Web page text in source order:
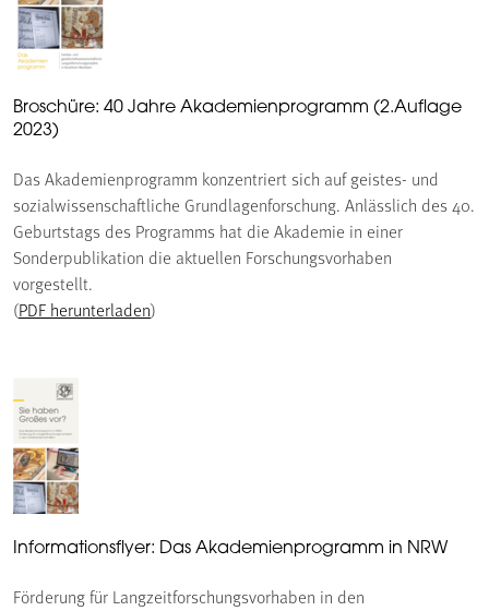
Broschüre: 40 Jahre Akademienprogramm (2.Auflage
2023)
Das Akademienprogramm konzentriert sich auf geistes- und
sozialwissenschaftliche Grundlagenforschung. Anlässlich des 40.
Geburtstags des Programms hat die Akademie in einer
Sonderpublikation die aktuellen Forschungsvorhaben
vorgestellt.
(PDF herunterladen)
Informationsflyer: Das Akademienprogramm in NRW
Förderung für Langzeitforschungsvorhaben in den